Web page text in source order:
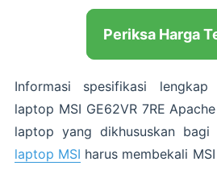
Periksa Harga
Informasi spesifikasi
laptop MSI GE62VR 7RE
laptop yang dikhususkan
laptop MSI harus membekali